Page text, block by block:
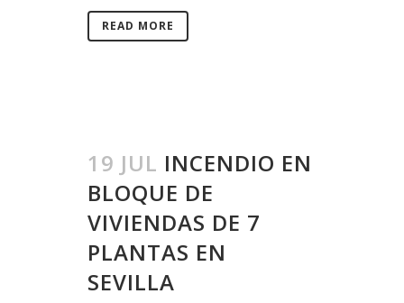
READ MORE
19 JUL INCENDIO EN
BLOQUE DE
VIVIENDAS DE 7
PLANTAS EN
SEVILLA